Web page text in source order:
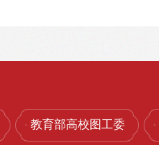
教育部高校图工委